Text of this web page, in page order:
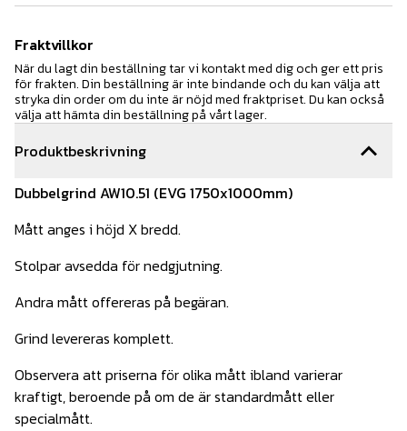
Produktbeskrivning
Dubbelgrind AW10.51 (EVG 1750x1000mm)
Mått anges i höjd X bredd.
Stolpar avsedda för nedgjutning.
Andra mått offereras på begäran.
Grind levereras komplett.
Observera att priserna för olika mått ibland varierar
kraftigt, beroende på om de är standardmått eller
specialmått.
Fraktvillkor
När du lagt din beställning tar vi kontakt med dig och ger ett pris
för frakten. Din beställning är inte bindande och du kan välja att
stryka din order om du inte är nöjd med fraktpriset. Du kan också
välja att hämta din beställning på vårt lager.